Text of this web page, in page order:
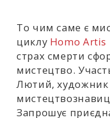
То чим саме є
циклу Homo Artis
страх смерти
мистецтво.
Лютий, художник
Запрошує